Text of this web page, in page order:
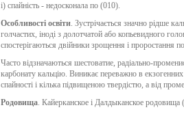
і) спайність - недосконала по (010).
Особливості освіти. Зустрічається значно рідше
голчастих, іноді з долотчатой або копьевидного
спостерігаються двійники зрощення і проростання
Часто відзначаються шестоватие, радіально-
карбонату кальцію. Виникає переважно в
спайності і кілька підвищеною твердістю, а від
Родовища. Кайерканское і Далдыканское